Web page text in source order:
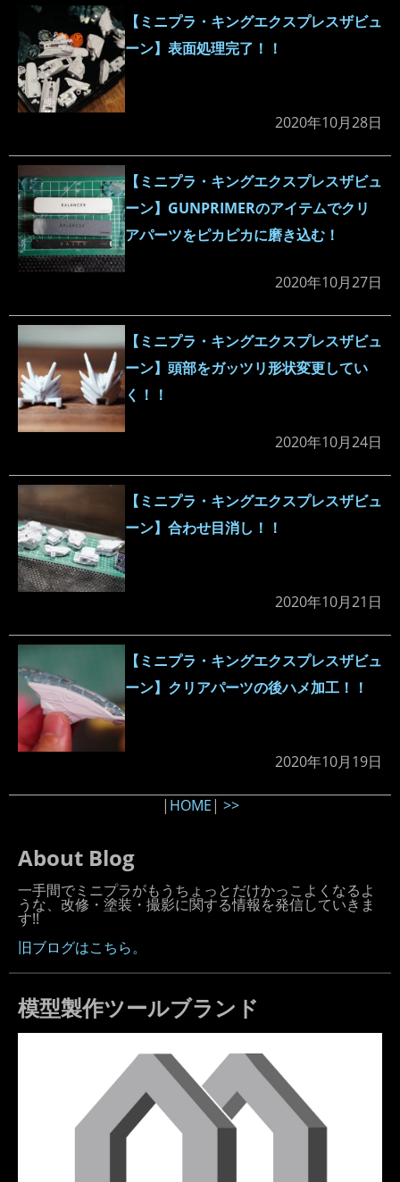
【ミニプラ・キングエクスプレスザビュ
ーン】表面処理完了！！
2020年10月28日
【ミニプラ・キングエクスプレスザビュ
ーン】GUNPRIMERのアイテムでクリ
アパーツをピカピカに磨き込む！
2020年10月27日
【ミニプラ・キングエクスプレスザビュ
ーン】頭部をガッツリ形状変更してい
く！！
2020年10月24日
【ミニプラ・キングエクスプレスザビュ
ーン】合わせ目消し！！
2020年10月21日
【ミニプラ・キングエクスプレスザビュ
ーン】クリアパーツの後ハメ加工！！
2020年10月19日
| HOME| >>
About Blog
一手間でミニプラがもうちょっとだけかっこよくなるよ
うな、改修・塗装・撮影に関する情報を発信していきま
す!!
旧ブログはこちら。
模型製作ツールブランド